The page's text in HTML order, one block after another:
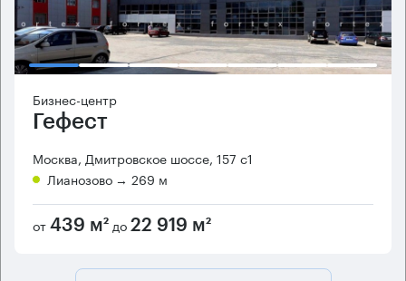
Бизнес-центр
Гефест
Москва, Дмитровское шоссе, 157 с1
Лианозово → 269 м
от 439 м² до 22 919 м²